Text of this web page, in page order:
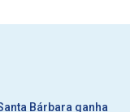
Bárbara ganha